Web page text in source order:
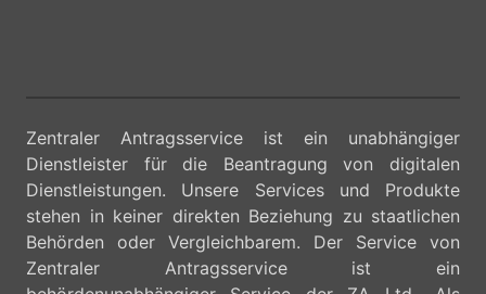
Zentraler Antragsservice ist ein unabhängiger
Dienstleister für die Beantragung von digitalen
Dienstleistungen. Unsere Services und Produkte
stehen in keiner direkten Beziehung zu staatlichen
Behörden oder Vergleichbarem. Der Service von
Zentraler Antragsservice ist ein